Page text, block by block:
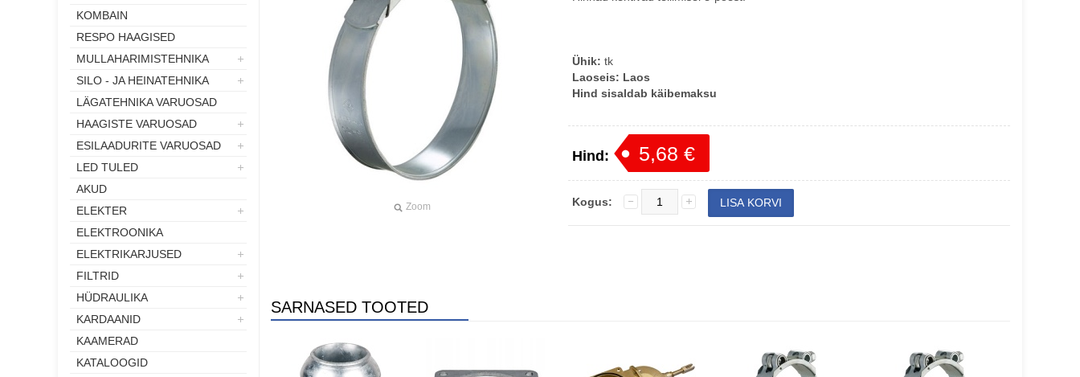
KOMBAIN
RESPO HAAGISED
MULLAHARIMISTEHNIKA
SILO - JA HEINATEHNIKA
LÄGATEHNIKA VARUOSAD
HAAGISTE VARUOSAD
ESILAADURITE VARUOSAD
LED TULED
AKUD
ELEKTER
ELEKTROONIKA
ELEKTRIKARJUSED
FILTRID
HÜDRAULIKA
KARDAANID
KAAMERAD
KATALOOGID
Zoom
Ühik: tk
Laoseis: Laos
Hind sisaldab käibemaksu
Hind: 5,68 €
Kogus:
SARNASED TOOTED